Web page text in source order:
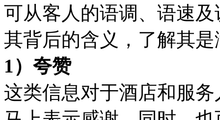
可从客人的语调、语速
其背后的含义，了解其
1）夸赞
这类信息对于酒店和服